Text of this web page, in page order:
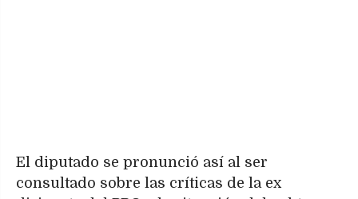
El diputado se pronunció así al ser
consultado sobre las críticas de la ex